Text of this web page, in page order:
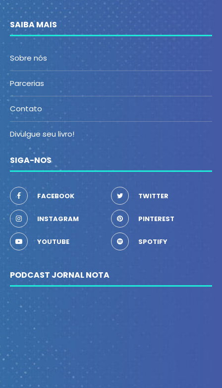
SAIBA MAIS
Sobre nós
Parcerias
Contato
Divulgue seu livro!
SIGA-NOS
FACEBOOK TWITTER
INSTAGRAM PINTEREST
YOUTUBE SPOTIFY
PODCAST JORNAL NOTA